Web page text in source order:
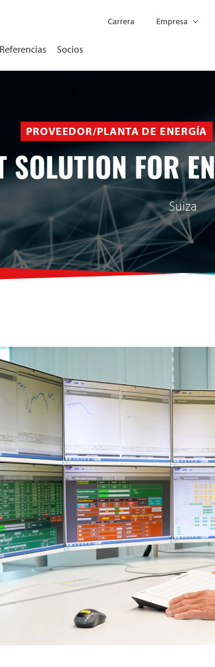
Referencias Socios
Carrera Empresa
PROVEEDOR/PLANTA DE ENERGÍA
SOLUTION FOR
Suiza